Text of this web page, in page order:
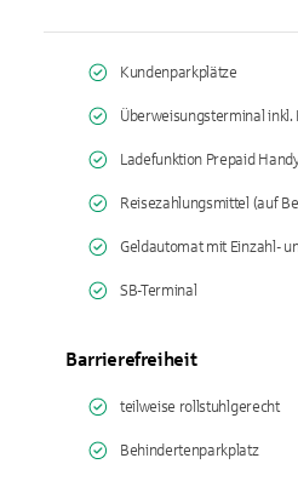
Kundenparkplätze
Überweisungsterminal
Ladefunktion Prepaid
Reisezahlungsmittel (auf
Geldautomat mit Einzahl-
SB-Terminal
Barrierefreiheit
teilweise rollstuhlgerecht
Behindertenparkplatz